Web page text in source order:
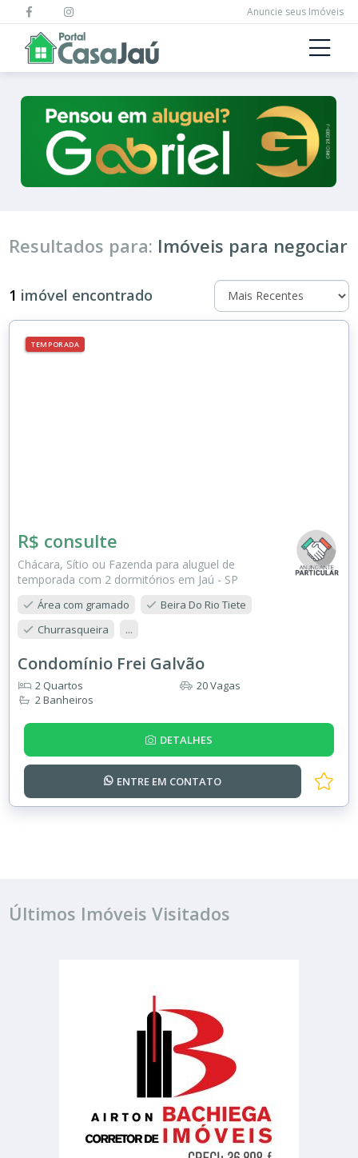
Anuncie seus Imóveis
Resultados para: Imóveis para negociar
1 imóvel encontrado
TEMPORADA
R$ consulte
Chácara, Sítio ou Fazenda para aluguel de
temporada com 2 dormitórios em Jaú - SP
Área com gramado
Beira Do Rio Tiete
Churrasqueira
...
Condomínio Frei Galvão
2 Quartos
2 Banheiros
20 Vagas
DETALHES
ENTRE EM CONTATO
Últimos Imóveis Visitados